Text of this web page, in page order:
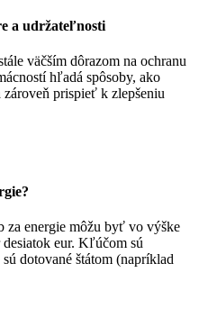
a udržateľnosti
väčším dôrazom na ochranu
hľadá spôsoby, ako
prispieť k zlepšeniu
za energie môžu byť vo výške
eur. Kľúčom sú
dotované štátom (napríklad